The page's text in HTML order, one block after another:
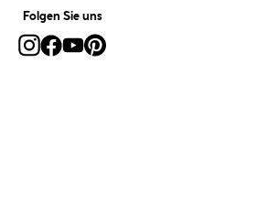
Folgen Sie uns